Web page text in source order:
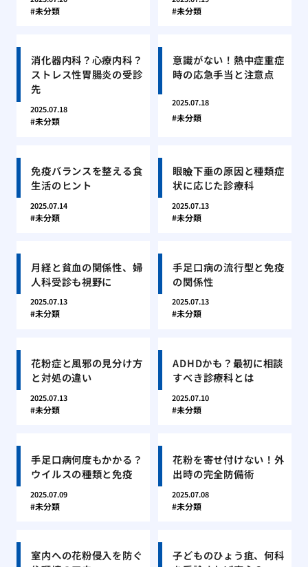
未分類 未分類
消化器内科？心療内科？
ストレス性胃腸炎の受診
先
2025.07.18
未分類
意識がない！熱中症重症
時の応急手当と注意点
2025.07.18
未分類
免疫バランスを整える食
生活のヒント
2025.07.14
未分類
眼瞼下垂の原因と種類症
状に応じた診療科
2025.07.13
未分類
月経と貧血の関係性、婦
人科受診も視野に
2025.07.13
未分類
手足口病の流行型と免疫
の関係性
2025.07.13
未分類
花粉症と風邪の見分け方
と対処の違い
2025.07.13
未分類
ADHDかも？最初に相談
すべき診療科とは
2025.07.10
未分類
手足口病何度もかかる？
ウイルスの種類と免疫
2025.07.09
未分類
花粉を寄せ付けない！外
出時の完全防備術
2025.07.08
未分類
室内への花粉侵入を防ぐ
子どものひょう疽、何科